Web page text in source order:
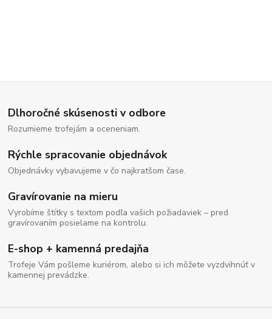
Dlhoročné skúsenosti v odbore
Rozumieme trofejám a oceneniam.
Rýchle spracovanie objednávok
Objednávky vybavujeme v čo najkratšom čase.
Gravírovanie na mieru
Vyrobíme štítky s textom podľa vašich požiadaviek – pred
gravírovaním posielame na kontrolu.
E-shop + kamenná predajňa
Trofeje Vám pošleme kuriérom, alebo si ich môžete vyzdvihnúť v
kamennej prevádzke.